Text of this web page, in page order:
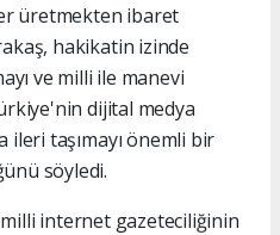
üretmekten ibaret
hakikatin izinde
ve milli ile manevi
dijital medya
ileri taşımayı önemli bir
söyledi.
internet gazeteciliğinin